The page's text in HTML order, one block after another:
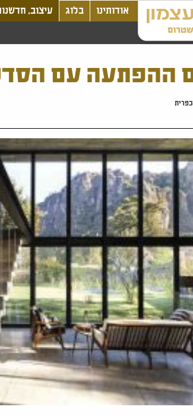
אודותינו בלוג עיצוב,
ההפתעה עם